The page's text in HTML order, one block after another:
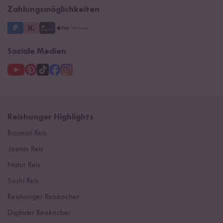
3 Jahre Garantie
Zahlungsmöglichkeiten
Soziale Medien
Reishunger Highlights
Basmati Reis
Jasmin Reis
Natur Reis
Sushi Reis
Reishunger Reiskocher
Digitaler Reiskocher